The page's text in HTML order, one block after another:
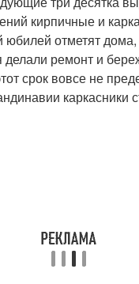
кирпичные и
юбилей отметят
ремонт и
срок вовсе не
каркасники